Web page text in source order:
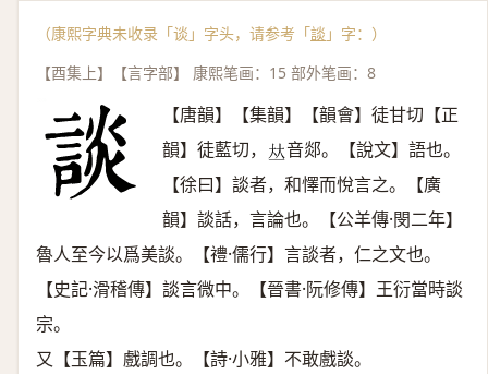
（康熙字典未收录「谈」字头，请参考「談 」字：）
【酉集上】【言字部】 康熙笔画：15 部外笔画：8
【唐韻】【集韻】【韻會】徒甘切【正
韻】徒藍切， 𠀤音郯。【說文】語也。
【徐曰】談者，和懌而悅言之。【廣
韻】談話，言論也。【公羊傳·閔二年】
魯人至今以爲美談。【禮·儒行】言談者，仁之文也。
【史記·滑稽傳】談言微中。【晉書·阮修傳】王衍當時談
宗。
又【玉篇】戲調也。【詩·小雅】不敢戲談。